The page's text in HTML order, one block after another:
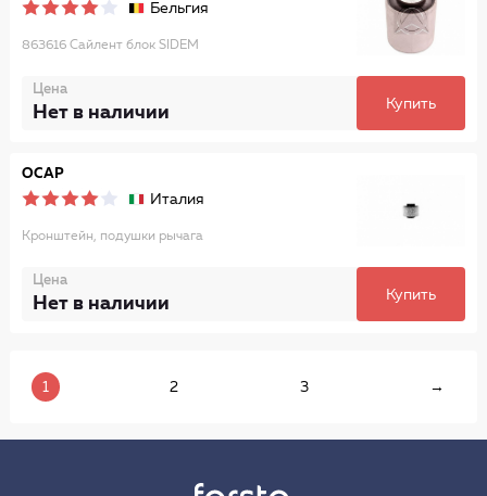
Бельгия
863616 Сайлент блок SIDEM
Цена
Нет в наличии Купить
OCAP
Италия
Кронштейн, подушки рычага
Цена
Нет в наличии Купить
1 2 3 →